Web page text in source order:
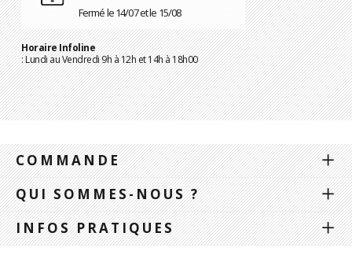
Fermé le 14/07 et le 15/08
Horaire Infoline
: Lundi au Vendredi 9h à 12h et 14h à 18h00
COMMANDE
QUI SOMMES-NOUS ?
INFOS PRATIQUES